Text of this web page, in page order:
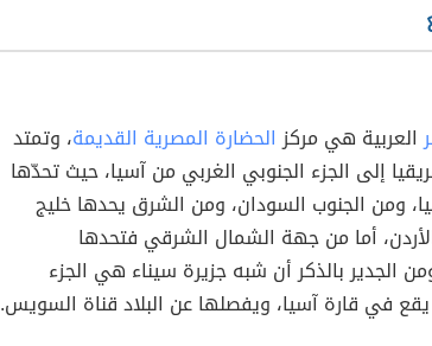
العربية هي مركزالحضارة المصرية القديمة، وتمتد
إلى الجزء الجنوبي الغربي من آسيا، حيث تحدّها
ومن الجنوب السودان، ومن الشرق يحدها خليج
أما من جهة الشمال الشرقي فتحدها
الجدير بالذكر أن شبه جزيرة سيناء هي الجزء
يقع في قارة آسيا، ويفصلها عن البلاد قناة السويس.